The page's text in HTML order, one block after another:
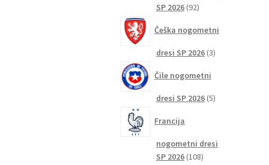
SP 2026 9292
Češka nogometni
dresi SP 2026 33
Čile nogometni
dresi SP 2026 55
Francija
nogometni dresi
SP 2026 108108